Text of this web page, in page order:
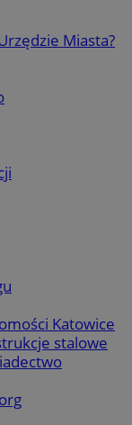
Miasta?
Katowice
stalowe